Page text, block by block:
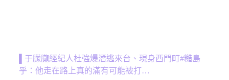
▌于朦朧經紀人杜強爆潛逃來台、現身西門町#糙島
乎：他走在路上真的滿有可能被打…